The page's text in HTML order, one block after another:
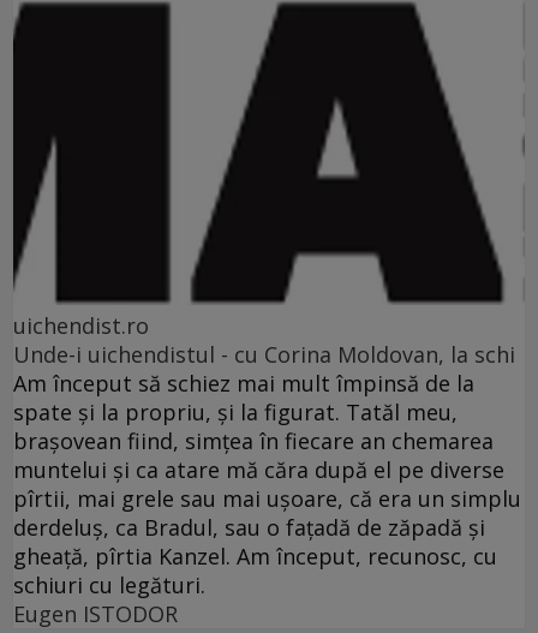
uichendist.ro
Unde-i uichendistul - cu Corina Moldovan, la schi
Am început să schiez mai mult împinsă de la
spate şi la propriu, şi la figurat. Tatăl meu,
braşovean fiind, simţea în fiecare an chemarea
muntelui şi ca atare mă căra după el pe diverse
pîrtii, mai grele sau mai uşoare, că era un simplu
derdeluş, ca Bradul, sau o faţadă de zăpadă şi
gheaţă, pîrtia Kanzel. Am început, recunosc, cu
schiuri cu legături.
Eugen ISTODOR